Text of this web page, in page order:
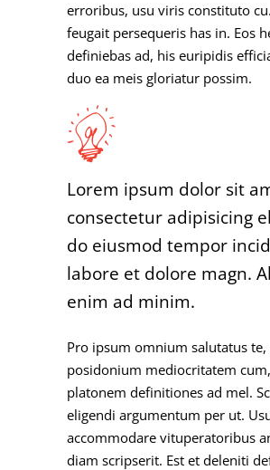
erroribus, usu viris constituto
feugait persequeris has in. Eos
definiebas ad, his euripidis
duo ea meis gloriatur possim.
Lorem ipsum dolor sit
consectetur adipisicing
do eiusmod tempor
labore et dolore magn.
enim ad minim.
Pro ipsum omnium salutatus
posidonium mediocritatem
platonem definitiones ad mel.
eligendi argumentum per ut.
accommodare vituperatoribus
diam scripserit. Est et deleniti